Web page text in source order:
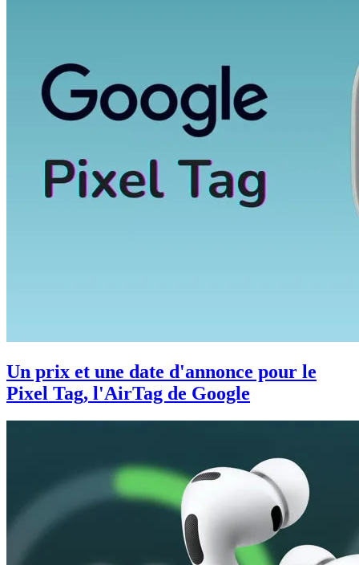
Un prix et une date d'annonce pour le
Pixel Tag, l'AirTag de Google